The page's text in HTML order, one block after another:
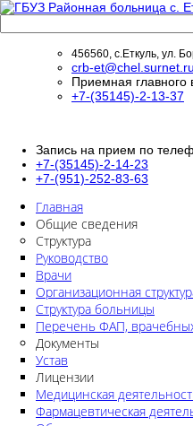
456560, с.Еткуль, ул.
crb-et@chel.surnet.ru
Приемная главного
+7-(35145)-2-13-37
Запись на прием по
+7-(35145)-2-14-23
+7-(951)-252-83-63
Главная
Общие сведения
Структура
Руководство
Врачи
Организационная
Структура больницы
Перечень ФАП,
Документы
Устав
Лицензии
Медицинская
Фармацевтическая